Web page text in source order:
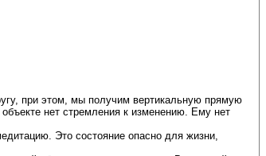
при этом, мы получим вертикальную прямую
нет стремления к изменению. Ему нет
Это состояние опасно для жизни,